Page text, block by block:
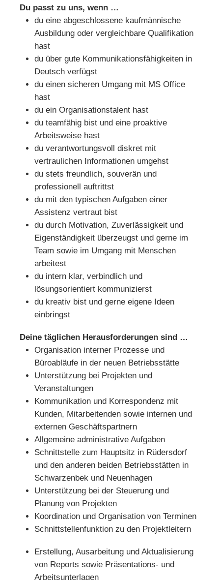
Du passt zu uns, wenn …
du eine abgeschlossene kaufmännische
Ausbildung oder vergleichbare Qualifikation
hast
du über gute Kommunikationsfähigkeiten in
Deutsch verfügst
du einen sicheren Umgang mit MS Office
hast
du ein Organisationstalent hast
du teamfähig bist und eine proaktive
Arbeitsweise hast
du verantwortungsvoll diskret mit
vertraulichen Informationen umgehst
du stets freundlich, souverän und
professionell auftrittst
du mit den typischen Aufgaben einer
Assistenz vertraut bist
du durch Motivation, Zuverlässigkeit und
Eigenständigkeit überzeugst und gerne im
Team sowie im Umgang mit Menschen
arbeitest
du intern klar, verbindlich und
lösungsorientiert kommunizierst
du kreativ bist und gerne eigene Ideen
einbringst
Deine täglichen Herausforderungen sind …
Organisation interner Prozesse und
Büroabläufe in der neuen Betriebsstätte
Unterstützung bei Projekten und
Veranstaltungen
Kommunikation und Korrespondenz mit
Kunden, Mitarbeitenden sowie internen und
externen Geschäftspartnern
Allgemeine administrative Aufgaben
Schnittstelle zum Hauptsitz in Rüdersdorf
und den anderen beiden Betriebsstätten in
Schwarzenbek und Neuenhagen
Unterstützung bei der Steuerung und
Planung von Projekten
Koordination und Organisation von Terminen
Schnittstellenfunktion zu den Projektleitern
Erstellung, Ausarbeitung und Aktualisierung
von Reports sowie Präsentations- und
Arbeitsunterlagen